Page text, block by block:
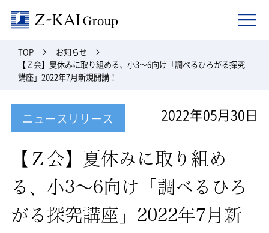
TOP
お知らせ
【Ｚ会】夏休みに取り組める、小3～6向け「調べるひろがる探究
講座」2022年7月新規開講！
ニュースリリース 2022年05月30日
【Ｚ会】夏休みに取り組め
る、小3～6向け「調べるひろ
がる探究講座」2022年7月新